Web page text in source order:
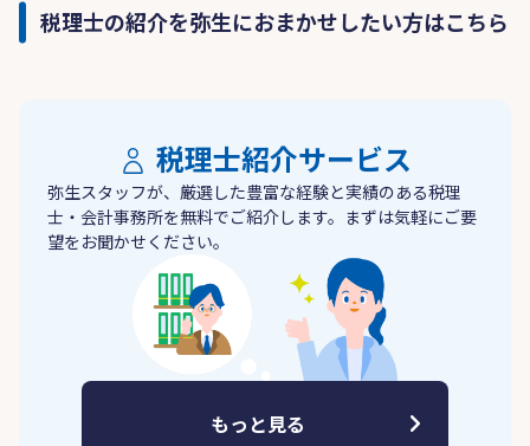
税理士の紹介を弥生におまかせしたい方はこちら
税理士紹介サービス
弥生スタッフが、厳選した豊富な経験と実績のある税理
士・会計事務所を無料でご紹介します。まずは気軽にご要
望をお聞かせください。
もっと見る